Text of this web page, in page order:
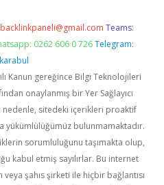
backlinkpaneli@gmail.com Teams:
0262 606 0 726 Telegram:
Kanun gereğince Bilgi Teknolojileri
onaylanmış bir Yer Sağlayıcı
sitedeki içerikleri proaktif
yükümlülüğümüz bulunmamaktadır.
sorumluluğunu taşımakta olup,
kabul etmiş sayılırlar. Bu internet
şahıs şirketi ile hiçbir bağlantısı